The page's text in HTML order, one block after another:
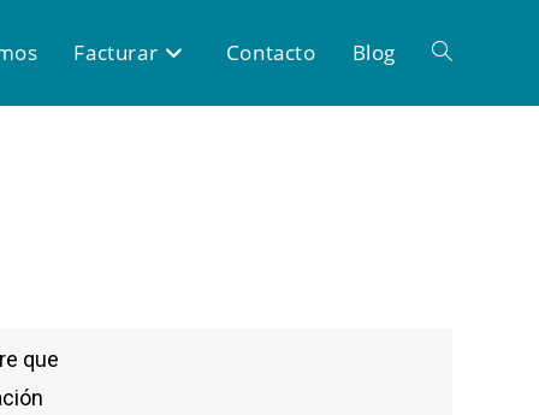
Facturar Contacto Blog
que